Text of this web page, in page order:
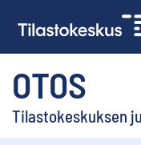
OTOS
Tilastokeskuksen